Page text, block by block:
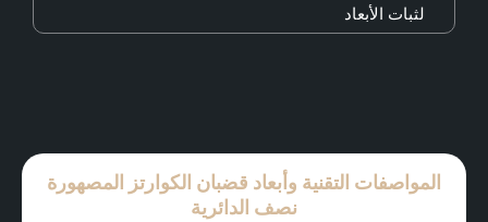
لثبات الأبعاد
المواصفات التقنية وأبعاد قضبان الكوارتز المصهورة
نصف الدائرية